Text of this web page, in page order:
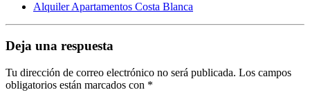
Alquiler Apartamentos Costa Blanca
Deja una respuesta
Tu dirección de correo electrónico no será publicada. Los campos
obligatorios están marcados con *